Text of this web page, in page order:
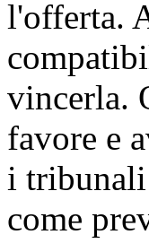
l'offerta.
vincerla.
favore e
i tribunali
come